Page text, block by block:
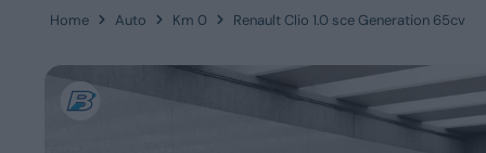
Acquista
Home Auto Km 0 Renault Clio 1.0 sce Generation 65cv